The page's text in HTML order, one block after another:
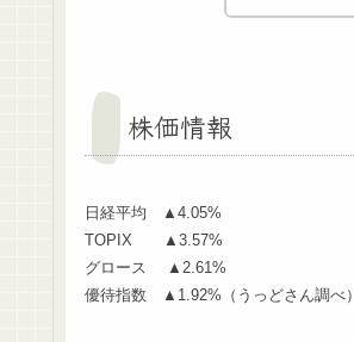
株価情報
日経平均 ▲4.05%
TOPIX ▲3.57%
グロース ▲2.61%
優待指数 ▲1.92%（うっどさん調べ）